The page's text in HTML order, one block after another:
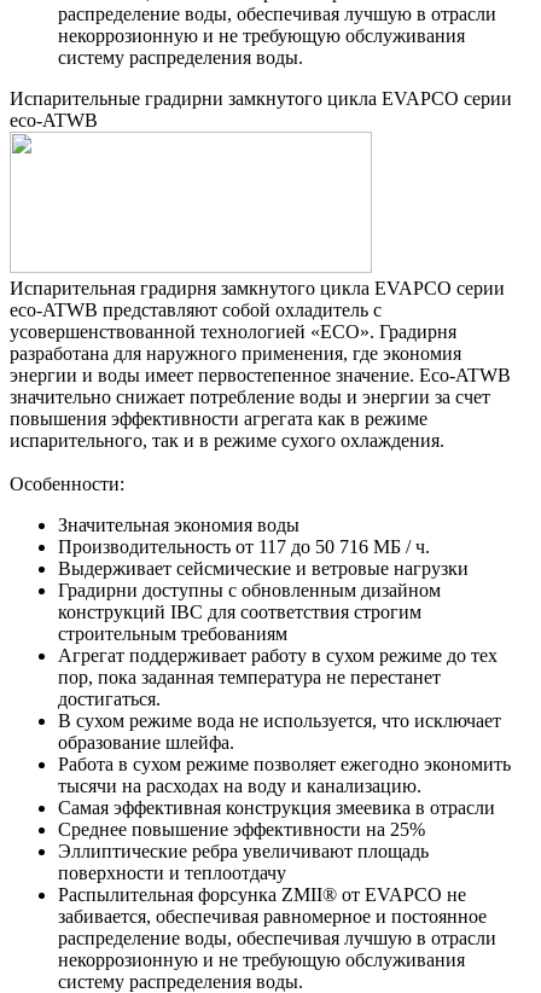
распределение воды, обеспечивая лучшую в отрасли
некоррозионную и не требующую обслуживания
систему распределения воды.
Испарительные градирни замкнутого цикла EVAPCO серии
eco-ATWB
Испарительная градирня замкнутого цикла EVAPCO серии
eco-ATWB представляют собой охладитель с
усовершенствованной технологией «ECO». Градирня
разработана для наружного применения, где экономия
энергии и воды имеет первостепенное значение. Eco-ATWB
значительно снижает потребление воды и энергии за счет
повышения эффективности агрегата как в режиме
испарительного, так и в режиме сухого охлаждения.
Особенности:
Значительная экономия воды
Производительность от 117 до 50 716 МБ / ч.
Выдерживает сейсмические и ветровые нагрузки
Градирни доступны с обновленным дизайном
конструкций IBC для соответствия строгим
строительным требованиям
Агрегат поддерживает работу в сухом режиме до тех
пор, пока заданная температура не перестанет
достигаться.
В сухом режиме вода не используется, что исключает
образование шлейфа.
Работа в сухом режиме позволяет ежегодно экономить
тысячи на расходах на воду и канализацию.
Самая эффективная конструкция змеевика в отрасли
Среднее повышение эффективности на 25%
Эллиптические ребра увеличивают площадь
поверхности и теплоотдачу
Распылительная форсунка ZMII® от EVAPCO не
забивается, обеспечивая равномерное и постоянное
распределение воды, обеспечивая лучшую в отрасли
некоррозионную и не требующую обслуживания
систему распределения воды.